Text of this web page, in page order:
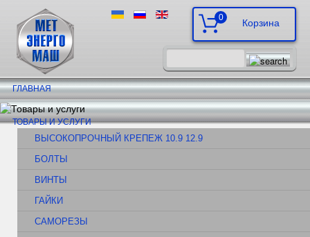
0
ГЛАВНАЯ
ТОВАРЫ И УСЛУГИ
ВЫСОКОПРОЧНЫЙ КРЕПЕЖ 10.9 12.9
БОЛТЫ
ВИНТЫ
ГАЙКИ
САМОРЕЗЫ